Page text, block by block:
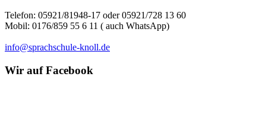
Telefon: 05921/81948-17 oder 05921/728 13 60
Mobil: 0176/859 55 6 11 ( auch WhatsApp)
info@sprachschule-knoll.de
Wir auf Facebook